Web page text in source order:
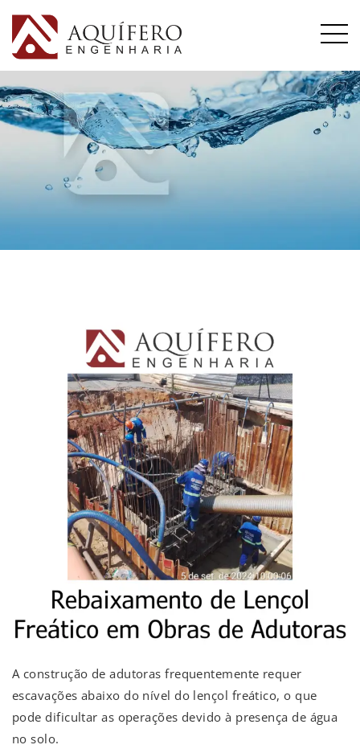
A construção de adutoras frequentemente requer
escavações abaixo do nível do lençol freático, o que
pode dificultar as operações devido à presença de água
no solo.